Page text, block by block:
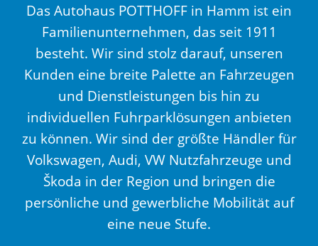
Das Autohaus POTTHOFF in Hamm ist ein
Familienunternehmen, das seit 1911
besteht. Wir sind stolz darauf, unseren
Kunden eine breite Palette an Fahrzeugen
und Dienstleistungen bis hin zu
individuellen Fuhrparklösungen anbieten
zu können. Wir sind der größte Händler für
Volkswagen, Audi, VW Nutzfahrzeuge und
Škoda in der Region und bringen die
persönliche und gewerbliche Mobilität auf
eine neue Stufe.